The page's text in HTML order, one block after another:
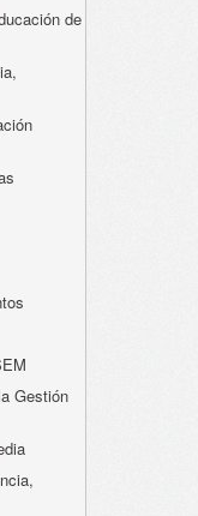
de
Gestión